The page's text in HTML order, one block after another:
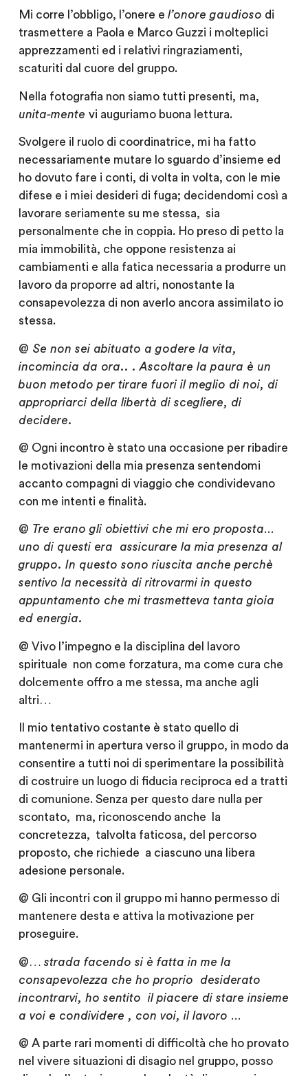
Mi corre l’obbligo, l’onere e l’onore gaudioso di
trasmettere a Paola e Marco Guzzi i molteplici
apprezzamenti ed i relativi ringraziamenti,
scaturiti dal cuore del gruppo.
Nella fotografia non siamo tutti presenti, ma,
unita-mente vi auguriamo buona lettura.
Svolgere il ruolo di coordinatrice, mi ha fatto
necessariamente mutare lo sguardo d’insieme ed
ho dovuto fare i conti, di volta in volta, con le mie
difese e i miei desideri di fuga; decidendomi così a
lavorare seriamente su me stessa, sia
personalmente che in coppia. Ho preso di petto la
mia immobilità, che oppone resistenza ai
cambiamenti e alla fatica necessaria a produrre un
lavoro da proporre ad altri, nonostante la
consapevolezza di non averlo ancora assimilato io
stessa.
@ Se non sei abituato a godere la vita,
incomincia da ora.. . Ascoltare la paura è un
buon metodo per tirare fuori il meglio di noi, di
appropriarci della libertà di scegliere, di
decidere.
@ Ogni incontro è stato una occasione per ribadire
le motivazioni della mia presenza sentendomi
accanto compagni di viaggio che condividevano
con me intenti e finalità.
@ Tre erano gli obiettivi che mi ero proposta…
uno di questi era assicurare la mia presenza al
gruppo. In questo sono riuscita anche perchè
sentivo la necessità di ritrovarmi in questo
appuntamento che mi trasmetteva tanta gioia
ed energia.
@ Vivo l’impegno e la disciplina del lavoro
spirituale non come forzatura, ma come cura che
dolcemente offro a me stessa, ma anche agli
altri…
Il mio tentativo costante è stato quello di
mantenermi in apertura verso il gruppo, in modo da
consentire a tutti noi di sperimentare la possibilità
di costruire un luogo di fiducia reciproca ed a tratti
di comunione. Senza per questo dare nulla per
scontato, ma, riconoscendo anche la
concretezza, talvolta faticosa, del percorso
proposto, che richiede a ciascuno una libera
adesione personale.
@ Gli incontri con il gruppo mi hanno permesso di
mantenere desta e attiva la motivazione per
proseguire.
@… strada facendo si è fatta in me la
consapevolezza che ho proprio desiderato
incontrarvi, ho sentito il piacere di stare insieme
a voi e condividere , con voi, il lavoro …
@ A parte rari momenti di difficoltà che ho provato
nel vivere situazioni di disagio nel gruppo, posso